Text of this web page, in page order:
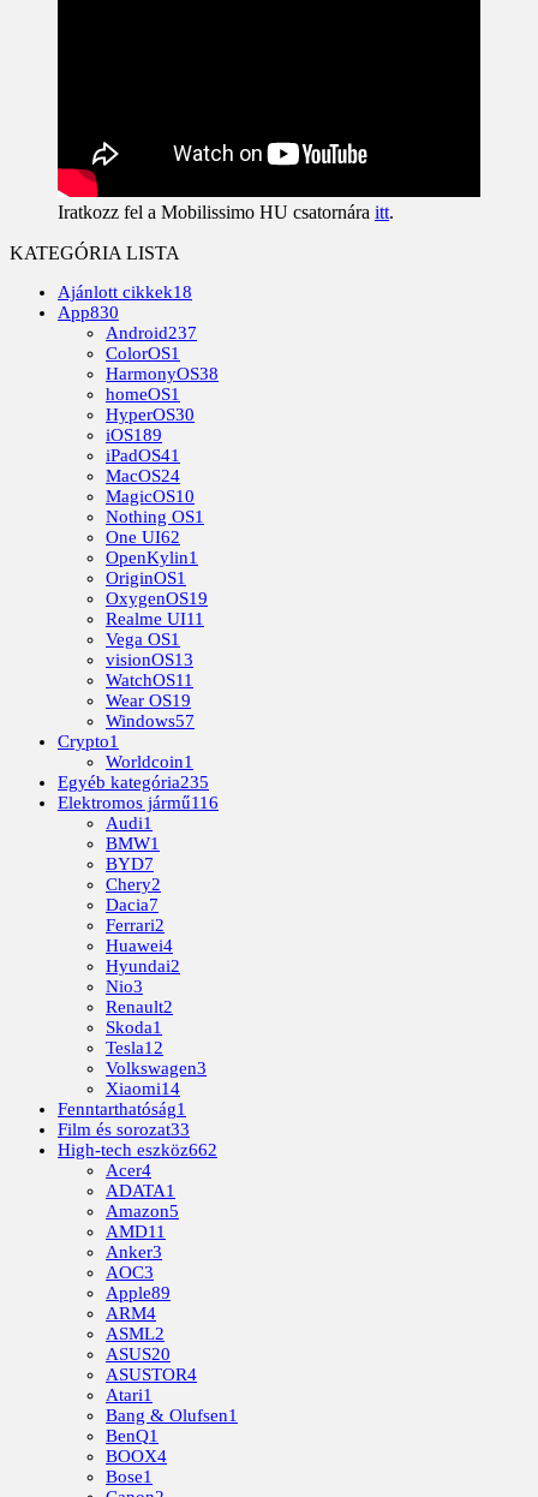
Iratkozz fel a Mobilissimo HU csatornára itt.
KATEGÓRIA LISTA
Ajánlott cikkek18
App830
Android237
ColorOS1
HarmonyOS38
homeOS1
HyperOS30
iOS189
iPadOS41
MacOS24
MagicOS10
Nothing OS1
One UI62
OpenKylin1
OriginOS1
OxygenOS19
Realme UI11
Vega OS1
visionOS13
WatchOS11
Wear OS19
Windows57
Crypto1
Worldcoin1
Egyéb kategória235
Elektromos jármű116
Audi1
BMW1
BYD7
Chery2
Dacia7
Ferrari2
Huawei4
Hyundai2
Nio3
Renault2
Skoda1
Tesla12
Volkswagen3
Xiaomi14
Fenntarthatóság1
Film és sorozat33
High-tech eszköz662
Acer4
ADATA1
Amazon5
AMD11
Anker3
AOC3
Apple89
ARM4
ASML2
ASUS20
ASUSTOR4
Atari1
Bang & Olufsen1
BenQ1
BOOX4
Bose1